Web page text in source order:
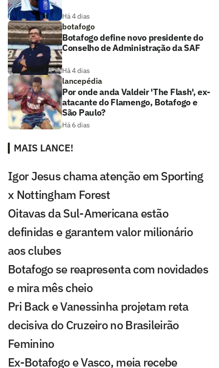
Há 4 dias
botafogo
Botafogo define novo presidente do
Conselho de Administração da SAF
Há 4 dias
lancepédia
Por onde anda Valdeir 'The Flash', ex-
atacante do Flamengo, Botafogo e
São Paulo?
Há 6 dias
MAIS LANCE!
Igor Jesus chama atenção em Sporting
x Nottingham Forest
Oitavas da Sul-Americana estão
definidas e garantem valor milionário
aos clubes
Botafogo se reapresenta com novidades
e mira mês cheio
Pri Back e Vanessinha projetam reta
decisiva do Cruzeiro no Brasileirão
Feminino
Ex-Botafogo e Vasco, meia recebe